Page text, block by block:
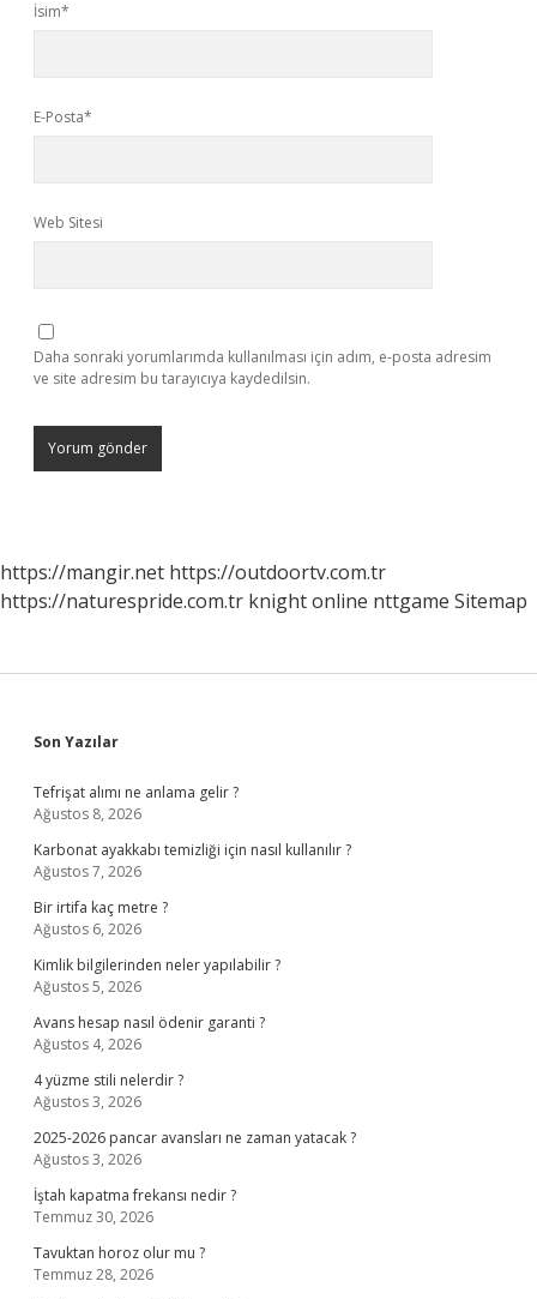
İsim*
E-Posta*
Web Sitesi
Daha sonraki yorumlarımda kullanılması için adım, e-posta adresim
ve site adresim bu tarayıcıya kaydedilsin.
https://mangir.net https://outdoortv.com.tr
https://naturespride.com.tr knight online nttgame Sitemap
Sidebar
Son Yazılar
Tefrişat alımı ne anlama gelir ?
Ağustos 8, 2026
Karbonat ayakkabı temizliği için nasıl kullanılır ?
Ağustos 7, 2026
Bir irtifa kaç metre ?
Ağustos 6, 2026
Kimlik bilgilerinden neler yapılabilir ?
Ağustos 5, 2026
Avans hesap nasıl ödenir garanti ?
Ağustos 4, 2026
4 yüzme stili nelerdir ?
Ağustos 3, 2026
2025-2026 pancar avansları ne zaman yatacak ?
Ağustos 3, 2026
İştah kapatma frekansı nedir ?
Temmuz 30, 2026
Tavuktan horoz olur mu ?
Temmuz 28, 2026